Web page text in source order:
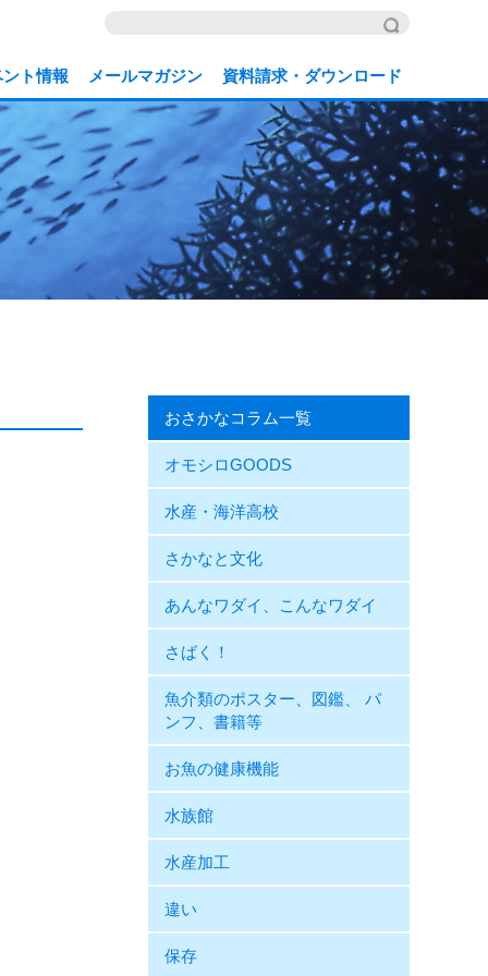
ント情報 メールマガジン 資料請求・ダウンロード
おさかなコラム一覧
オモシロGOODS
水産・海洋高校
さかなと文化
あんなワダイ、こんなワダイ
さばく！
魚介類のポスター、図鑑、 パ
ンフ、書籍等
お魚の健康機能
水族館
水産加工
違い
保存